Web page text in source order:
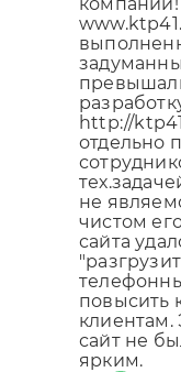
http://
отдельно
не
чистом
сайта
повысить
клиентам.
сайт не
ярким.